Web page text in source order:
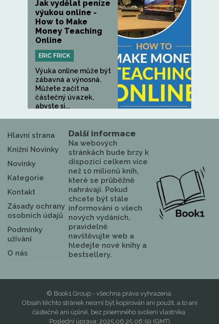
Jak vydělat peníze
výukou online -
How to Make
Money Teaching
Online
ERIC FRICK
Výuka online může být
zábavná a výnosná.
Můžete začít na
částečný úvazek,
abyste si...
Hlavní strana
Knižní Novinky
Novinky
Kategorie
Kontakt
Zásady ochrany
osobních údajů
Podmínky
užívání
O nás
Další informace
Na webových
stránkách bude brzy k
dispozici celkem více
než 10 milionů knih,
které se průběžně
nahrávají. Pokud
chcete být stále
informováni o všech
nových vydáních,
pravidelně
navštěvujte web a
hledejte nové knihy a
bestsellery.
© Book1 Group - všechna práva vyhrazena.
Obsah těchto stránek nesmí být kopírován ani použit, a to ani
částečně ani úplně, bez písemného svolení vlastníka.
Poslední úprava: 2025.06.25 06:59 (GMT)